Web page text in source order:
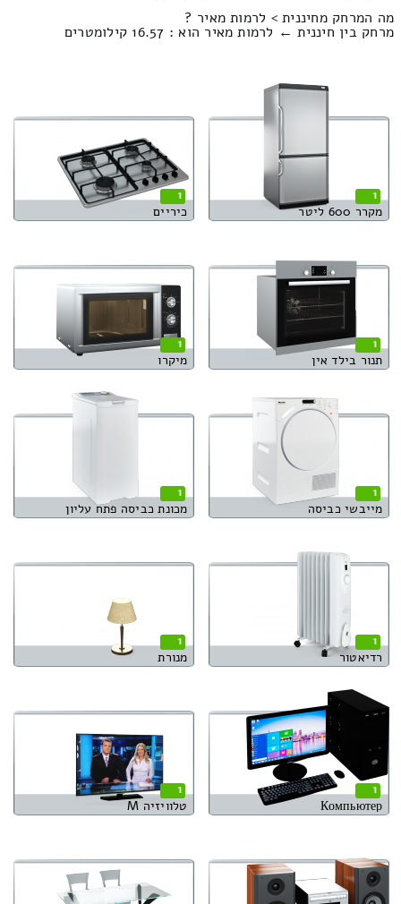
מה המרחק מחיננית > לרמות מאיר ?
מרחק בין חיננית ← לרמות מאיר הוא : 16.57 קילומטרים
1
מקרר 600 ליטר
1
כיריים
1
תנור בילד אין
1
מיקרו
1
מייבשי כביסה
1
מכונת כביסה פתח עליון
1
רדיאטור
1
מנורת
1
Компьютер
1
טלוויזיה M